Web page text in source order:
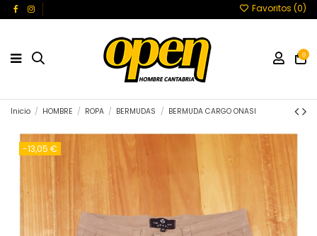
Favoritos (0)
0
Inicio HOMBRE ROPA BERMUDAS BERMUDA CARGO ONASI
-13,05 €